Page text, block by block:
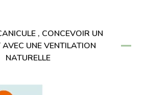
, CONCEVOIR UN
UNE VENTILATION
NATURELLE